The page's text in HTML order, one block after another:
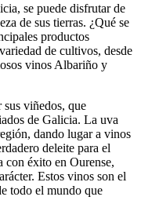
se puede disfrutar de
de sus tierras. ¿Qué se
productos
de cultivos, desde
vinos Albariño y
viñedos, que
de Galicia. La uva
dando lugar a vinos
deleite para el
con éxito en Ourense,
Estos vinos son el
todo el mundo que